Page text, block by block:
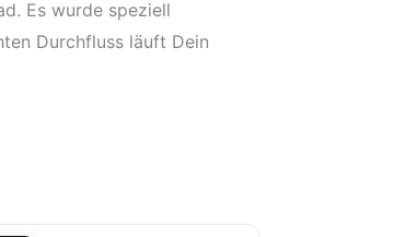
Es wurde speziell
Durchfluss läuft Dein